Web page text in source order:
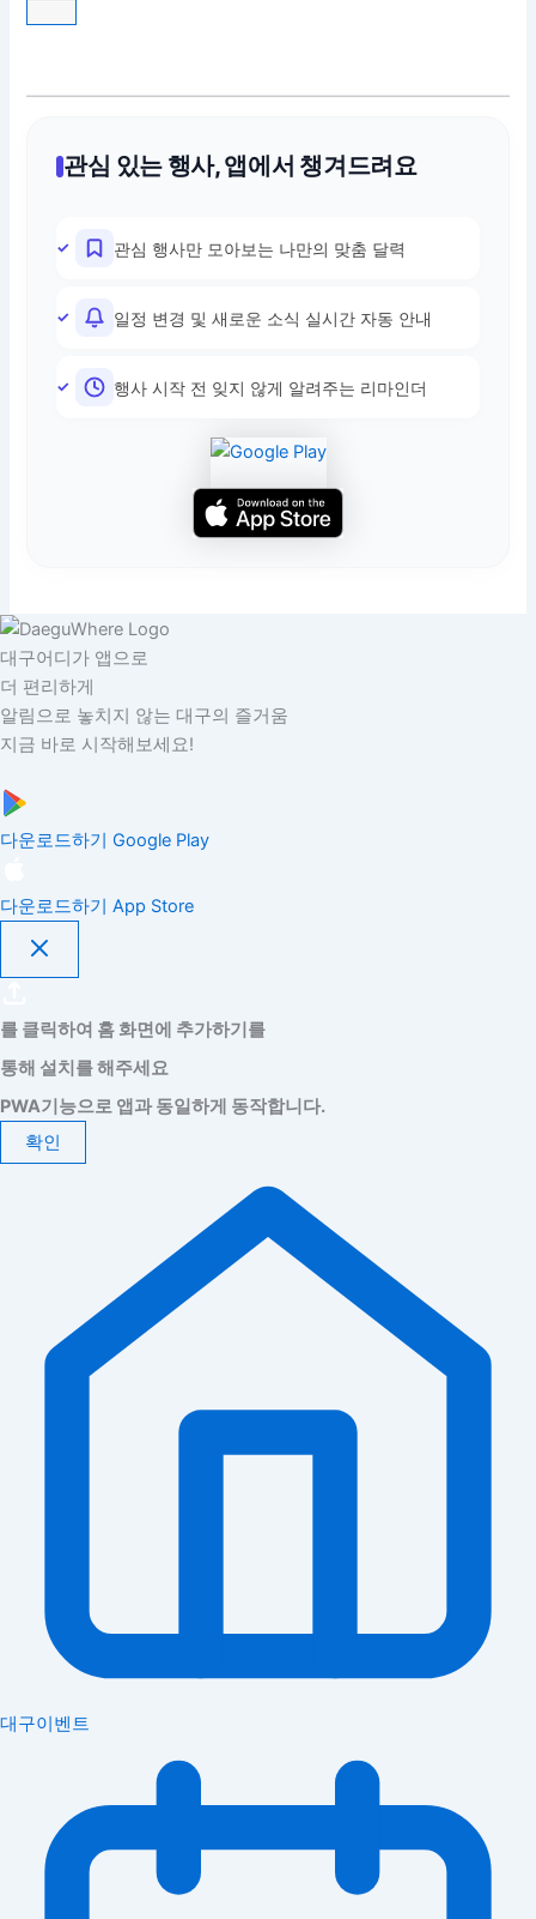
관심 있는 행사, 앱에서 챙겨드려요
관심 행사만 모아보는 나만의 맞춤 달력
일정 변경 및 새로운 소식 실시간 자동 안내
행사 시작 전 잊지 않게 알려주는 리마인더
대구어디가 앱으로
더 편리하게
알림으로 놓치지 않는 대구의 즐거움
지금 바로 시작해보세요!
다운로드하기 Google Play
다운로드하기 App Store
를 클릭하여 홈 화면에 추가하기를
통해 설치를 해주세요
PWA기능으로 앱과 동일하게 동작합니다.
확인
대구이벤트